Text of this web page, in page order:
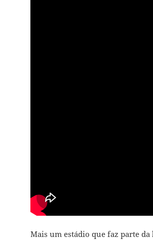
Mais um estádio que faz parte